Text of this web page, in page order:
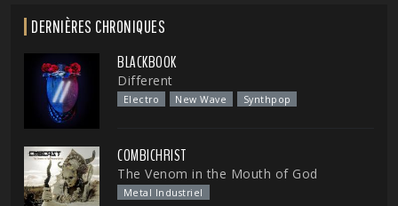
DERNIÈRES CHRONIQUES
BLACKBOOK
Different
Electro New Wave Synthpop
COMBICHRIST
The Venom in the Mouth of God
Metal Industriel